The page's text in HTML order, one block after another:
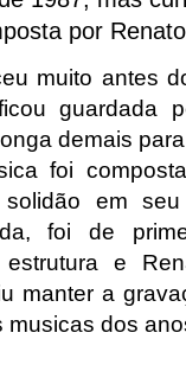
por
muito antes
guardada
demais
foi
solidão em
foi de
e
manter a
musicas dos